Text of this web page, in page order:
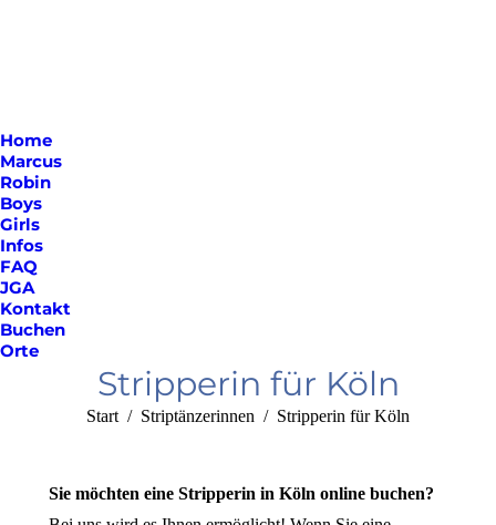
Home
Marcus
Robin
Boys
Girls
Infos
FAQ
JGA
Kontakt
Buchen
Orte
Stripperin für Köln
Sie befinden sich hier:
Start Striptänzerinnen Stripperin für Köln
Sie möchten eine Stripperin in Köln online buchen?